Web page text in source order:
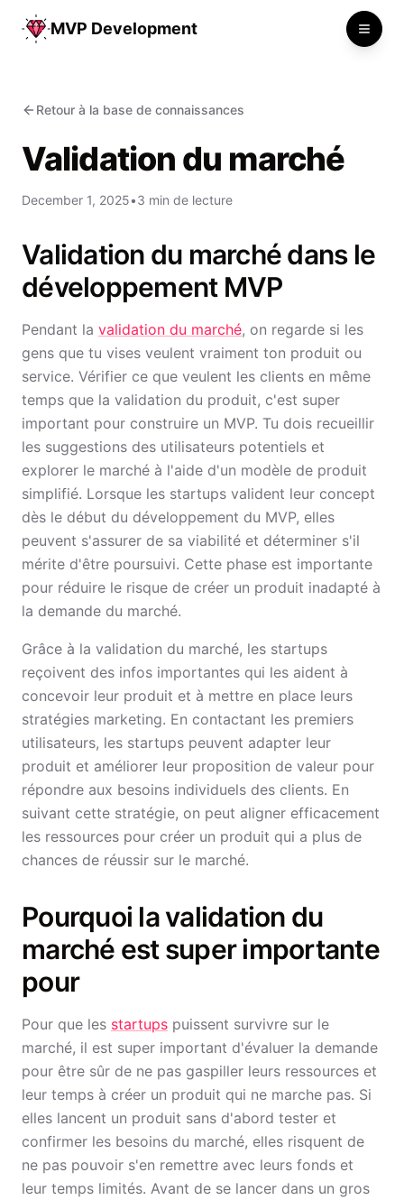
MVP Development
Retour à la base de connaissances
Validation du marché
December 1, 2025•3 min de lecture
Validation du marché dans le
développement MVP
Pendant la validation du marché, on regarde si les
gens que tu vises veulent vraiment ton produit ou
service. Vérifier ce que veulent les clients en même
temps que la validation du produit, c'est super
important pour construire un MVP. Tu dois recueillir
les suggestions des utilisateurs potentiels et
explorer le marché à l'aide d'un modèle de produit
simplifié. Lorsque les startups valident leur concept
dès le début du développement du MVP, elles
peuvent s'assurer de sa viabilité et déterminer s'il
mérite d'être poursuivi. Cette phase est importante
pour réduire le risque de créer un produit inadapté à
la demande du marché.
Grâce à la validation du marché, les startups
reçoivent des infos importantes qui les aident à
concevoir leur produit et à mettre en place leurs
stratégies marketing. En contactant les premiers
utilisateurs, les startups peuvent adapter leur
produit et améliorer leur proposition de valeur pour
répondre aux besoins individuels des clients. En
suivant cette stratégie, on peut aligner efficacement
les ressources pour créer un produit qui a plus de
chances de réussir sur le marché.
Pourquoi la validation du
marché est super importante
pour
Pour que les startups puissent survivre sur le
marché, il est super important d'évaluer la demande
pour être sûr de ne pas gaspiller leurs ressources et
leur temps à créer un produit qui ne marche pas. Si
elles lancent un produit sans d'abord tester et
confirmer les besoins du marché, elles risquent de
ne pas pouvoir s'en remettre avec leurs fonds et
leur temps limités. Avant de se lancer dans un gros